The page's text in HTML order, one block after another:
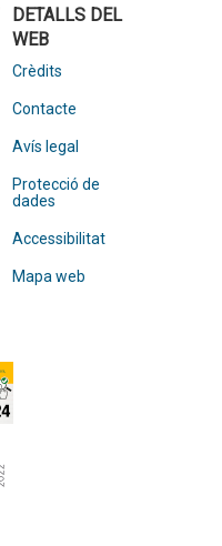
DETALLS DEL
WEB
Crèdits
Contacte
Avís legal
Protecció de
dades
Accessibilitat
Mapa web